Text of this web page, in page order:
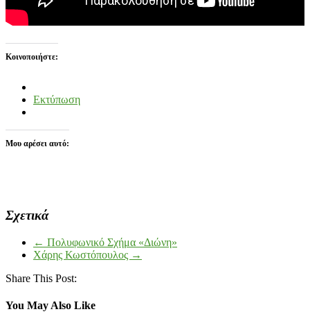
Κοινοποιήστε:
Εκτύπωση
Μου αρέσει αυτό:
Σχετικά
← Πολυφωνικό Σχήμα «Διώνη»
Χάρης Κωστόπουλος →
Share This Post:
You May Also Like